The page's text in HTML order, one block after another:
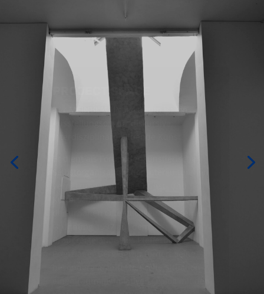
PROJECT SPACE
Der MEINBLAU Projektraum ist ein
Ausstellungsort für diskursive,
interdisziplinäre bildende Kunst.
Er dient als Forum der künstlerischen
Selbstorganisation, der interkulturellen
Vernetzung von freien Kunst- und
Kulturschaffenden und ihrer Präsenz in
der urbanen Öffentlichkeit. Seit seiner
Gründung 1997 auf dem
Brauereigelände des Pfefferbergs im
Prenzlauer Berg Berlin fordert seine
besondere architektonische Situation
einen raum-installativen Dialog mit den